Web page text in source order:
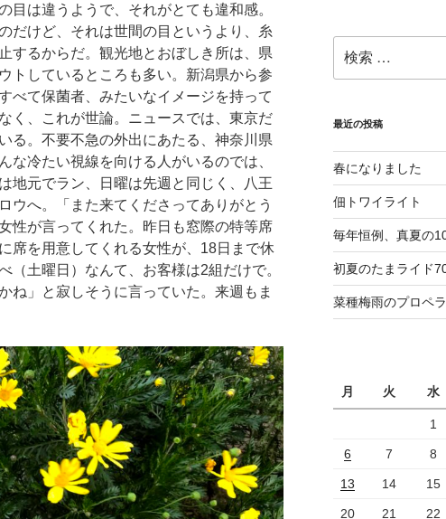
目は違うようで、それがとても違和感。
だけど、それは世間の目というより、糸
するからだ。観光地とおぼしき所は、県
トしているところも多い。新潟県から参
べて保菌者、みたいなイメージを持って
く、これが世論。ニュースでは、東京だ
る。不要不急の外出にあたる、神奈川県
な冷たい視線を向ける人がいるのでは、
地元でラン、日曜は先週と同じく、八王
ウへ。「また来てくださってありがとう
性が言ってくれた。昨日も窓際の特等席
席を用意してくれる女性が、18日まで休
（土曜日）なんて、お客様は2組だけで。
ね」と寂しそうに言っていた。来週もま
索:
最近の投稿
春になりました
佃トワイライト
毎年恒例、真夏の
初夏のたまライド
菜種梅雨のプロペ
月
火 水
1
6 7 8
13 14 15
20 21 22